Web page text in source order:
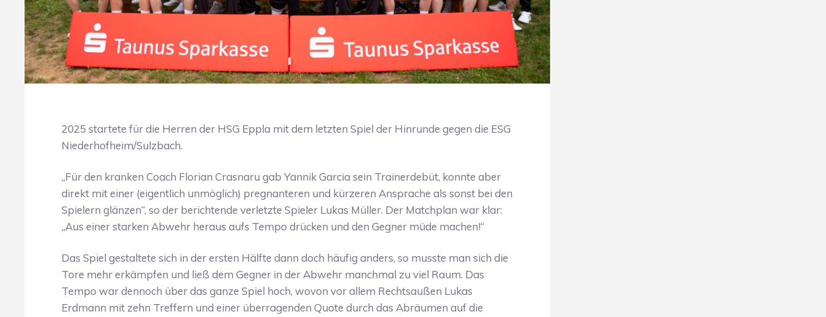
2025 startete für die Herren der HSG Eppla mit dem letzten Spiel der Hinrunde gegen die ESG
Niederhofheim/Sulzbach.
„Für den kranken Coach Florian Crasnaru gab Yannik Garcia sein Trainerdebüt, konnte aber
direkt mit einer (eigentlich unmöglich) pregnanteren und kürzeren Ansprache als sonst bei den
Spielern glänzen“, so der berichtende verletzte Spieler Lukas Müller. Der Matchplan war klar:
„Aus einer starken Abwehr heraus aufs Tempo drücken und den Gegner müde machen!“
Das Spiel gestaltete sich in der ersten Hälfte dann doch häufig anders, so musste man sich die
Tore mehr erkämpfen und ließ dem Gegner in der Abwehr manchmal zu viel Raum. Das
Tempo war dennoch über das ganze Spiel hoch, wovon vor allem Rechtsaußen Lukas
Erdmann mit zehn Treffern und einer überragenden Quote durch das Abräumen auf die